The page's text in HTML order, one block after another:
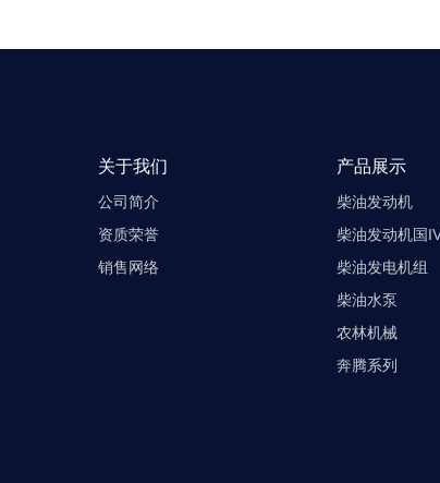
关于我们
公司简介
资质荣誉
销售网络
产品展示
柴油发动机
柴油发动机国
柴油发电机组
柴油水泵
农林机械
奔腾系列